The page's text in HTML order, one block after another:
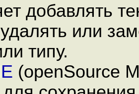
добавлять
или
типу.
(openSource